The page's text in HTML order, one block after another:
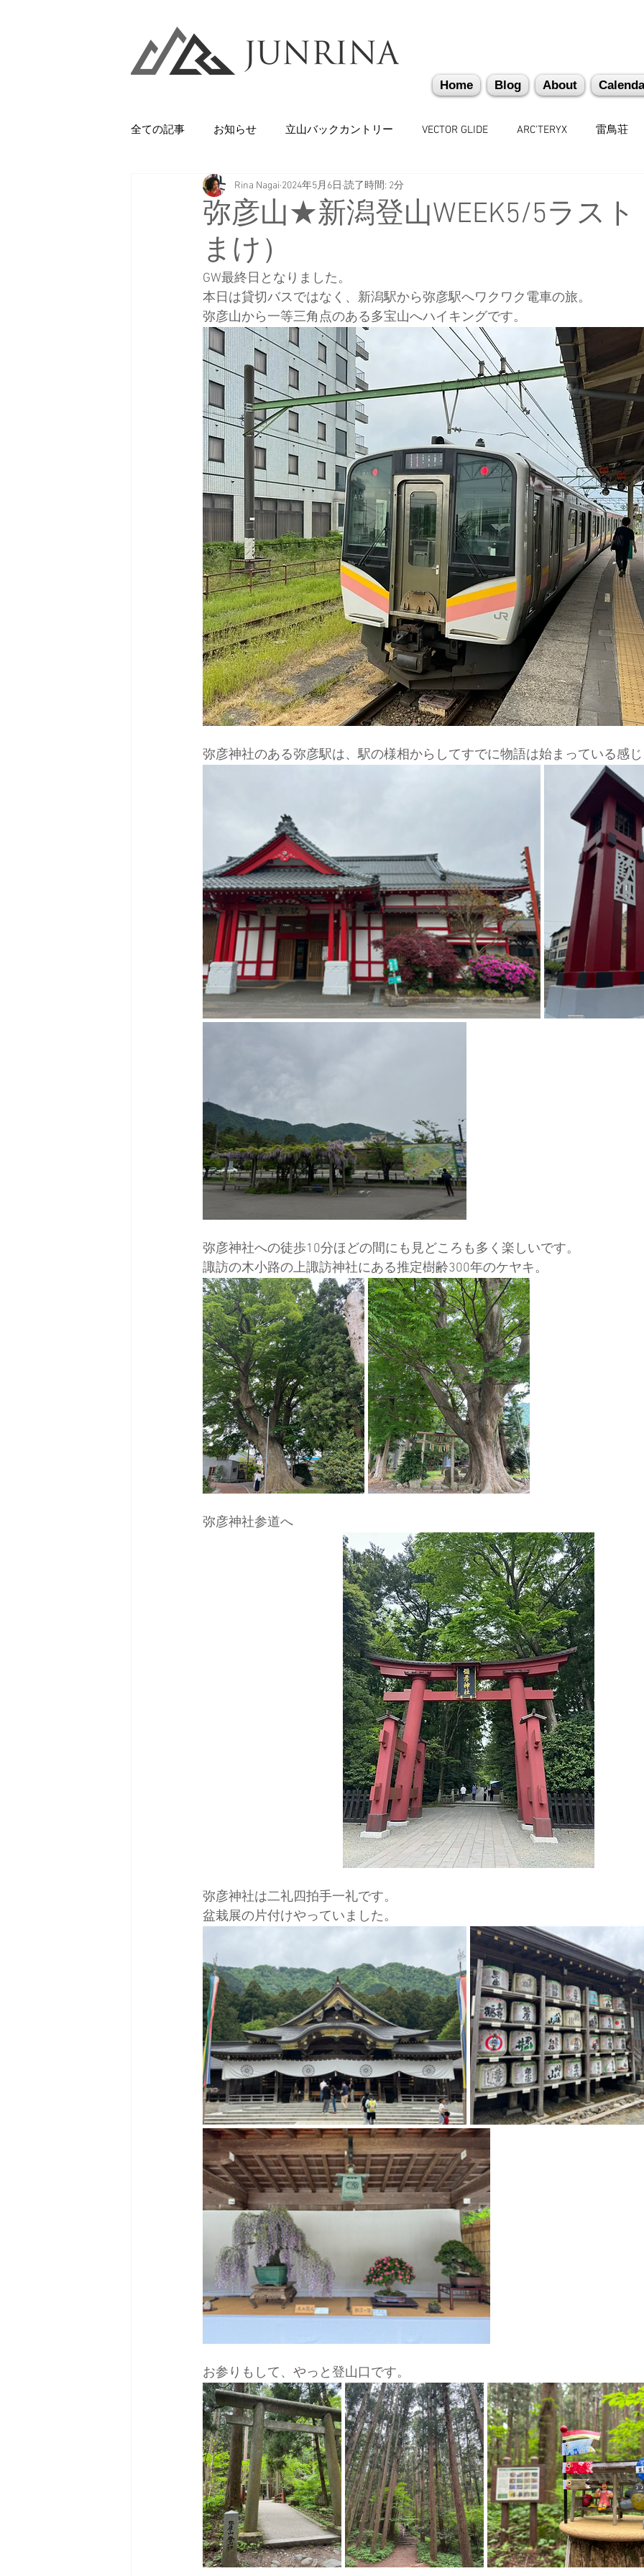
Home Blog About
全ての記事 お知らせ 立山バックカントリー VECTOR GLIDE ARC'TERYX 雷鳥荘
Backcountry 八甲田山 かぐらバックカントリー
石井スポーツ 休日
剱岳・立山連峰 西上州の山々 日本雪崩ネットワーク 雪崩業務従事者
日本バックカントリースキーガイド協会 展示会 Sweet Protection
弥彦山★新潟登山WEEK5/5ラスト
まけ）
Rina Nagai 2024年5月6日 読了時間: 2分
GW最終日となりました。
本日は貸切バスではなく、新潟駅から弥彦駅へワクワク電車の旅。
弥彦山から一等三角点のある多宝山へハイキングです。
弥彦神社のある弥彦駅は、駅の様相からしてすでに物語は始まっている感
弥彦神社への徒歩10分ほどの間にも見どころも多く楽しいです。
諏訪の木小路の上諏訪神社にある推定樹齢300年のケヤキ。
弥彦神社参道へ
弥彦神社は二礼四拍手一礼です。
盆栽展の片付けやっていました。
お参りもして、やっと登山口です。